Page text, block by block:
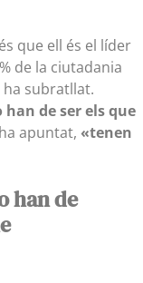
que ell és el líder
de la ciutadania
ha subratllat.
de ser els que
apuntat, «tenen
han de